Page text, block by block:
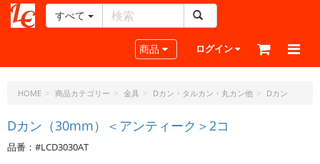
ー
ラ
ト・
ド
ッ
すべて
Toggle navigation
商品 ログイン
HOME 商品カテゴリー 金具 Dカン・タルカン・丸カン他 Dカン
Dカン（30mm）＜アンティーク＞2コ
品番：#LCD3030AT